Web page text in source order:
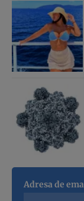
Adresa de